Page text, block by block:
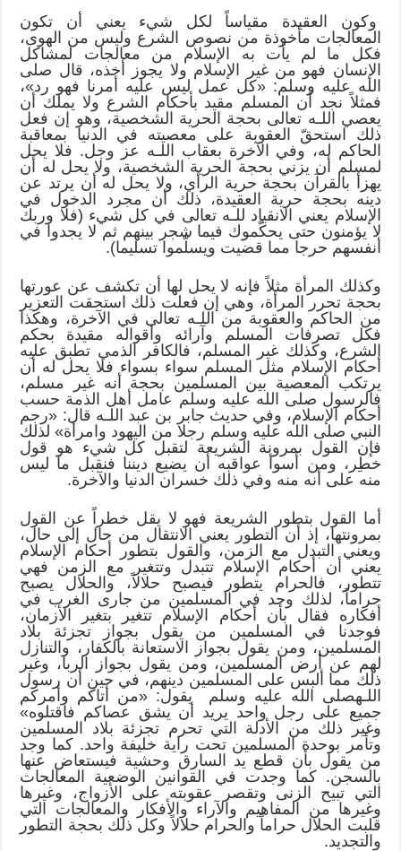
وكون العقيدة مقياساً لكل شيء يعني أن تكون
المعالجات مأخوذة من نصوص الشرع وليس من الهوى،
فكل ما لم يأت به الإسلام من معالجات لمشاكل
الإنسان فهو من غير الإسلام ولا يجوز أخذه، قال صلى
الله عليه وسلم: «كل عمل ليس عليه أمرنا فهو رد»،
فمثلاً نجد أن المسلم مقيد بأحكام الشرع ولا يملك أن
يعصي اللـه تعالى بحجة الحرية الشخصية، وهو إن فعل
ذلك استحقّ العقوبة على معصيته في الدنيا بمعاقبة
الحاكم له، وفي الآخرة بعقاب اللـه عز وجل. فلا يحل
لمسلم أن يزني بحجة الحرية الشخصية، ولا يحل له أن
يهزأ بالقرآن بحجة حرية الرأي، ولا يحل له أن يرتد عن
دينه بحجة حرية العقيدة، ذلك أن مجرد الدخول في
الإسلام يعني الانقياد للـه تعالى في كل شيء (فلا وربك
لا يؤمنون حتى يحكّموك فيما شجر بينهم ثم لا يجدوا في
أنفسهم حرجا مما قضيت ويسلّموا تسليما).
وكذلك المرأة مثلاً فإنه لا يحل لها أن تكشف عن عورتها
بحجة تحرر المرأة، وهي إن فعلت ذلك استحقت التعزير
من الحاكم والعقوبة من اللـه تعالى في الآخرة، وهكذا
فكل تصرفات المسلم وآرائه وأقواله مقيدة بحكم
الشرع، وكذلك غير المسلم، فالكافر الذمي تطبق عليه
أحكام الإسلام مثل المسلم سواء بسواء فلا يحل له أن
يرتكب المعصية بين المسلمين بحجة أنه غير مسلم،
فالرسول صلى الله عليه وسلم عامل أهل الذمة حسب
أحكام الإسلام، وفي حديث جابر بن عبد اللـه قال: «رجم
النبي صلى الله عليه وسلم رجلا من اليهود وامرأة» لذلك
فإن القول بمرونة الشريعة لتقبل كل شيء هو قول
خطِر، ومن أسوأ عواقبه أن يضيع ديننا فنقبل ما ليس
منه على أنه منه وفي ذلك خسران الدنيا والآخرة.
أما القول بتطور الشريعة فهو لا يقل خطراً عن القول
بمرونتها، إذ أن التطور يعني الانتقال من حال إلى حال،
ويعني التبدل مع الزمن، والقول بتطور أحكام الإسلام
يعني أن أحكام الإسلام تتبدل وتتغير مع الزمن فهي
تتطور، فالحرام يتطور فيصبح حلالاً، والحلال يصبح
حراماً، لذلك وجد في المسلمين من جارى الغرب في
أفكاره فقال بأن أحكام الإسلام تتغير بتغير الأزمان،
فوجدنا في المسلمين من يقول بجواز تجزئة بلاد
المسلمين، ومن يقول بجواز الاستعانة بالكفار، والتنازل
لهم عن أرض المسلمين، ومن يقول بجواز الربا، وغير
ذلك مما ألبس على المسلمين دينهم، في حين أن رسول
اللـهصلى الله عليه وسلم يقول: «من أتاكم وأمركم
جميع على رجل واحد يريد أن يشق عصاكم فاقتلوه»
وغير ذلك من الأدلة التي تحرم تجزئة بلاد المسلمين
وتأمر بوحدة المسلمين تحت راية خليفة واحد. كما وجد
من يقول بأن قطع يد السارق وحشية فيستعاض عنها
بالسجن. كما وجدت في القوانين الوضعية المعالجات
التي تبيح الزنى وتقصر عقوبته على الأزواج، وغيرها
وغيرها من المفاهيم والآراء والأفكار والمعالجات التي
قلبت الحلال حراماً والحرام حلالاً وكل ذلك بحجة التطور
والتجديد.